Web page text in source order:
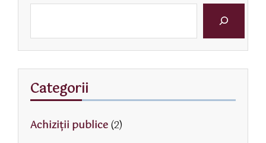
Categorii
Achiziții publice(2)